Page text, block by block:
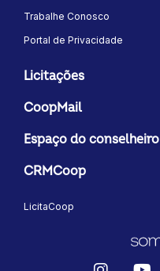
Trabalhe Conosco
Portal de Privacidade
Licitações
CoopMail
Espaço do conselheiro
CRMCoop
LicitaCoop